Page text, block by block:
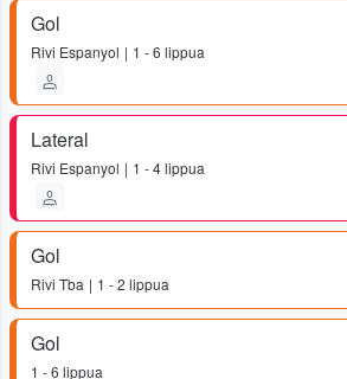
Gol
Rivi Espanyol 1 - 6 lippua
Lateral
Rivi Espanyol 1 - 4 lippua
Gol
Rivi Tba 1 - 2 lippua
Gol
1 - 6 lippua